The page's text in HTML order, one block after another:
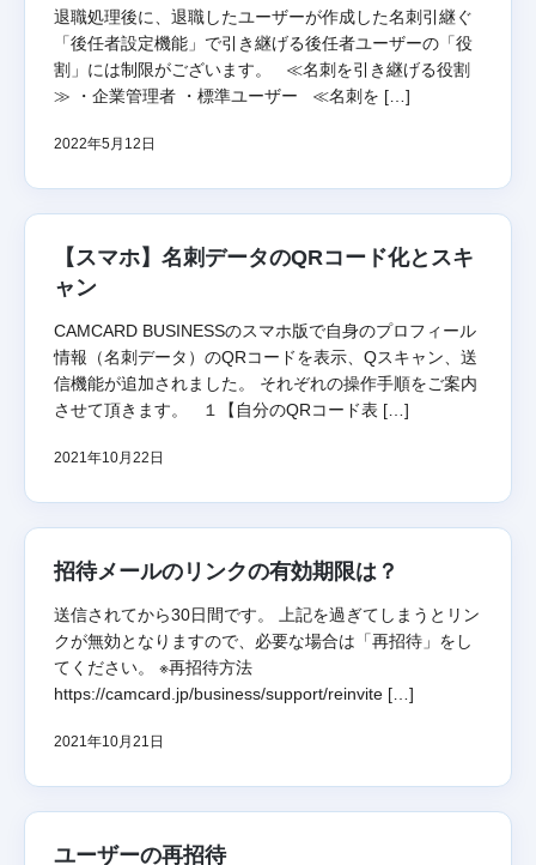
退職処理後に、退職したユーザーが作成した名刺引継ぐ
「後任者設定機能」で引き継げる後任者ユーザーの「役
割」には制限がございます。 ≪名刺を引き継げる役割
≫ ・企業管理者 ・標準ユーザー ≪名刺を […]
2022年5月12日
【スマホ】名刺データのQRコード化とスキ
ャン
CAMCARD BUSINESSのスマホ版で自身のプロフィール
情報（名刺データ）のQRコードを表示、Qスキャン、送
信機能が追加されました。 それぞれの操作手順をご案内
させて頂きます。 １【自分のQRコード表 […]
2021年10月22日
招待メールのリンクの有効期限は？
送信されてから30日間です。 上記を過ぎてしまうとリン
クが無効となりますので、必要な場合は「再招待」をし
てください。 ※再招待方法
https://camcard.jp/business/support/reinvite […]
2021年10月21日
ユーザーの再招待